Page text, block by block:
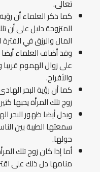
تعالى.
كما ذكر العلماء أن
المتزوجة دليل على أن
المال والرزق في
وقد أضاف العلماء
على زوال الهموم قريبا
والأفراح.
كما أن رؤية البحر
زوج تلك المرأة يحبها
ويدل أيضا ظهور البحر
سمعتها الطيبة بين
حولها.
أما إذا كان زوج تلك
منامها دل ذلك على